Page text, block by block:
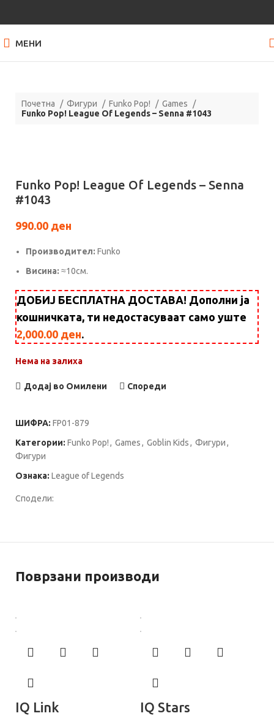
МЕНИ
Почетна Фигури Funko Pop!
Games
Funko Pop! League Of Legends – Senna #1043
Funko Pop! League Of Legends – Senna
#1043
990.00 ден
Производител: Funko
Висина: ≈10см.
ДОБИЈ БЕСПЛАТНА ДОСТАВА! Дополни ја
кошничката, ти недостасуваат само уште
2,000.00 ден.
Нема на залиха
Додај во Омилени Спореди
ШИФРА: FP01-879
Категории: Funko Pop!, Games, Goblin Kids, Фигури,
Фигури
Ознака: League of Legends
Сподели:
Поврзани производи
IQ Link IQ Stars